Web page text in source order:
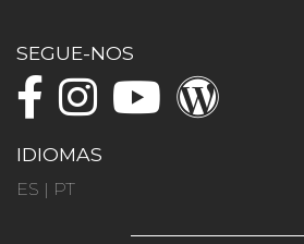
SEGUE-NOS
IDIOMAS
ES | PT